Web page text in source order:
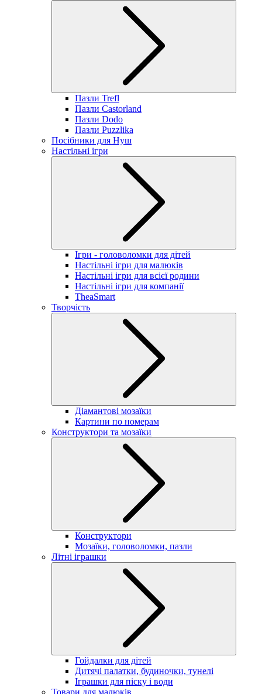
Пазли Trefl
Пазли Castorland
Пазли Dodo
Пазли Puzzlika
Посібники для Нуш
Настільні ігри
Ігри - головоломки для дітей
Настільні ігри для малюків
Настільні ігри для всієї родини
Настільні ігри для компанії
TheaSmart
Творчість
Діамантові мозаїки
Картини по номерам
Конструктори та мозаїки
Конструктори
Мозаїки, головоломки, пазли
Літні іграшки
Гойдалки для дітей
Дитячі палатки, будиночки, тунелі
Іграшки для піску і води
Товари для малюків